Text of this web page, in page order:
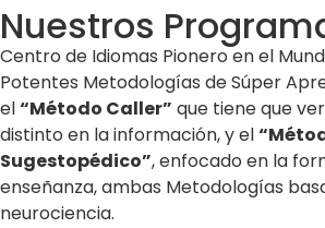
Nuestros
Centro de Idiomas Pionero en el
Potentes Metodologías de Súper
el“Método Caller” que tiene que
distinto en la información, y el
Sugestopédico”, enfocado en la
enseñanza, ambas Metodologías
neurociencia.